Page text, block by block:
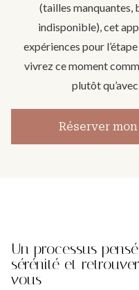
(tailles manquantes,
indisponible), cet
expériences pour
vivrez ce moment
plutôt
Réserver
Un processus
sérénité et
vous